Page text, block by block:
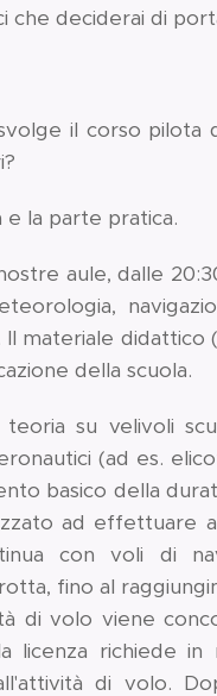
che deciderai di
il corso pilota
la parte pratica.
aule, dalle
materiale didattico
della scuola.
su velivoli
(ad es.
basico della
ad effettuare
con voli di
fino al
di volo viene
licenza richiede in
di volo.